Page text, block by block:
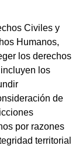
Civiles y
Humanos,
los derechos
los
de
por razones
territorial